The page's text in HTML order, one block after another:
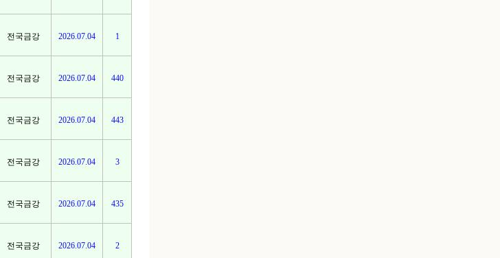
전국금강 2026.07.04 1
전국금강 2026.07.04 440
전국금강 2026.07.04 443
전국금강 2026.07.04 3
전국금강 2026.07.04 435
전국금강 2026.07.04 2